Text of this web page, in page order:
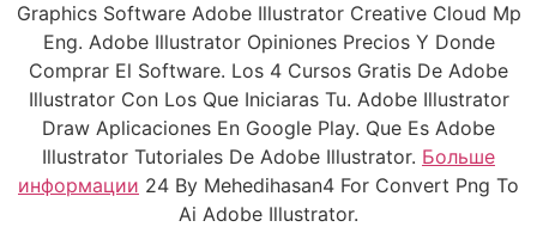
Graphics Software Adobe Illustrator Creative Cloud Mp
Eng. Adobe Illustrator Opiniones Precios Y Donde
Comprar El Software. Los 4 Cursos Gratis De Adobe
Illustrator Con Los Que Iniciaras Tu. Adobe Illustrator
Draw Aplicaciones En Google Play. Que Es Adobe
Illustrator Tutoriales De Adobe Illustrator. Больше
информации 24 By Mehedihasan4 For Convert Png To
Ai Adobe Illustrator.